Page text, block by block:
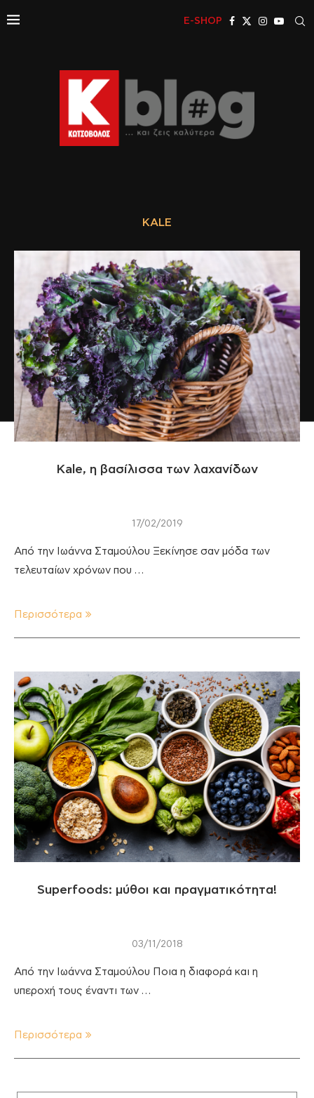
E-SHOP
KALE
Kale, η βασίλισσα των λαχανίδων
17/02/2019
Από την Ιωάννα Σταμούλου Ξεκίνησε σαν μόδα των
τελευταίων χρόνων που …
Περισσότερα
Superfoods: μύθοι και πραγματικότητα!
03/11/2018
Από την Ιωάννα Σταμούλου Ποια η διαφορά και η
υπεροχή τους έναντι των …
Περισσότερα